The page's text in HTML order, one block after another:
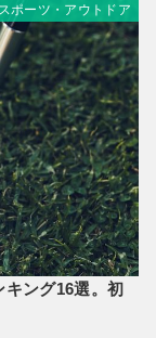
スポーツ・アウトドア
キング16選。初